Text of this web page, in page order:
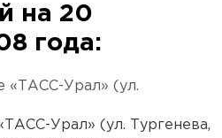
на 20
года:
«ТАСС-Урал» (ул.
Урал» (ул. Тургенева,